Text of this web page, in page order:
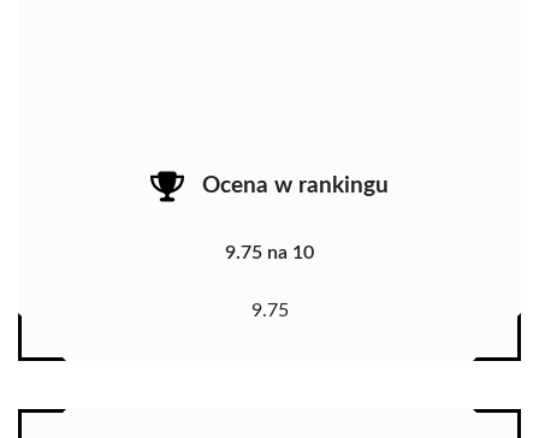
Ocena w rankingu
9.75 na 10
9.75